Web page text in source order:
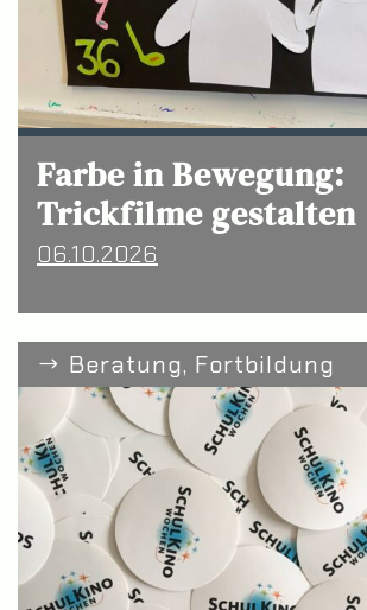
Farbe in Bewegung:
Trickfilme gestalten
06.10.2026
Beratung, Fortbildung